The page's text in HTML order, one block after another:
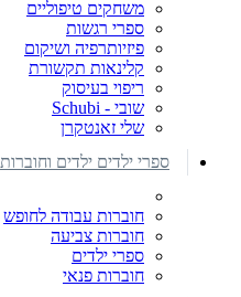
משחקים טיפוליים
ספרי רגשות
פיזיותרפיה ושיקום
קלינאות תקשורת
ריפוי בעיסוק
שובי - Schubi
שלי זאנטקרן
ספרי ילדים ילדים וחוברות
חוברות עבודה לחופש
חוברות צביעה
ספרי ילדים
חוברות פנאי